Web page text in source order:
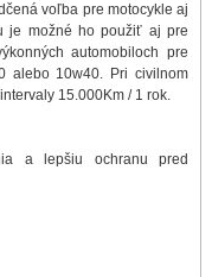
voľba pre motocykle aj
je možné ho použiť aj pre
automobiloch pre
alebo 10w40. Pri civilnom
15.000Km / 1 rok.
a lepšiu ochranu pred